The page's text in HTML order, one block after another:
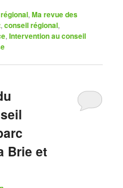
,Ma revue des
,conseil régional,
,Intervention au conseil
Brie et